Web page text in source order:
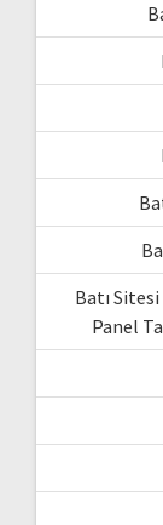
Batı
Panel